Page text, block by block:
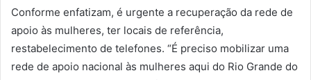
Conforme enfatizam, é urgente a recuperação da rede de
apoio às mulheres, ter locais de referência,
restabelecimento de telefones. “É preciso mobilizar uma
rede de apoio nacional às mulheres aqui do Rio Grande do